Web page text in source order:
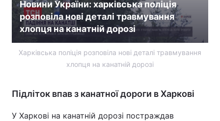
Новини України: харківська поліція
розповіла нові деталі травмування
хлопця на канатній дорозі
Харківська поліція розповіла нові деталі травмування
хлопця на канатній дорозі
Підліток впав з канатної дороги в Харкові
У Харкові на канатній дорозі постраждав